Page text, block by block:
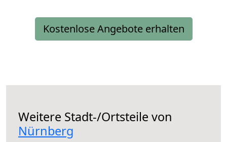
Kostenlose Angebote erhalten
Weitere Stadt-/Ortsteile von
Nürnberg